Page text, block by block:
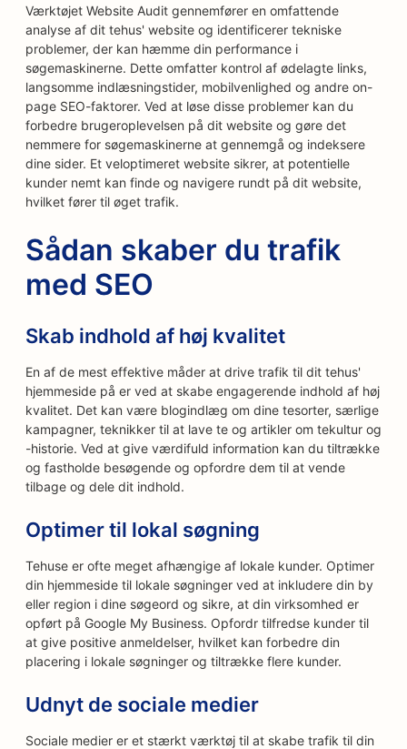
Værktøjet Website Audit gennemfører en omfattende
analyse af dit tehus' website og identificerer tekniske
problemer, der kan hæmme din performance i
søgemaskinerne. Dette omfatter kontrol af ødelagte links,
langsomme indlæsningstider, mobilvenlighed og andre on-
page SEO-faktorer. Ved at løse disse problemer kan du
forbedre brugeroplevelsen på dit website og gøre det
nemmere for søgemaskinerne at gennemgå og indeksere
dine sider. Et veloptimeret website sikrer, at potentielle
kunder nemt kan finde og navigere rundt på dit website,
hvilket fører til øget trafik.
Sådan skaber du trafik
med SEO
Skab indhold af høj kvalitet
En af de mest effektive måder at drive trafik til dit tehus'
hjemmeside på er ved at skabe engagerende indhold af høj
kvalitet. Det kan være blogindlæg om dine tesorter, særlige
kampagner, teknikker til at lave te og artikler om tekultur og
-historie. Ved at give værdifuld information kan du tiltrække
og fastholde besøgende og opfordre dem til at vende
tilbage og dele dit indhold.
Optimer til lokal søgning
Tehuse er ofte meget afhængige af lokale kunder. Optimer
din hjemmeside til lokale søgninger ved at inkludere din by
eller region i dine søgeord og sikre, at din virksomhed er
opført på Google My Business. Opfordr tilfredse kunder til
at give positive anmeldelser, hvilket kan forbedre din
placering i lokale søgninger og tiltrække flere kunder.
Udnyt de sociale medier
Sociale medier er et stærkt værktøj til at skabe trafik til din